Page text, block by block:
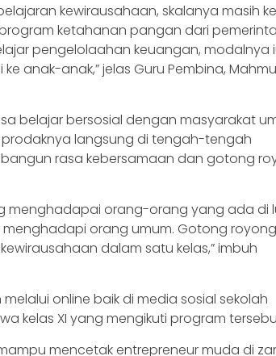
kewirausahaan, skalanya masih
ketahanan pangan dari
pengelolaahan keuangan, modalnya
anak-anak,” jelas Guru Pembina,
belajar bersosial dengan masyarakat
langsung di tengah-tengah
rasa kebersamaan dan gotong
menghadapai orang-orang yang ada di
orang umum. Gotong
dalam satu kelas,” imbuh
online baik di media sosial sekolah
kelas XI yang mengikuti program
mencetak entrepreneur muda di